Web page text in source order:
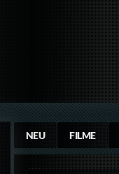
NEU FILME